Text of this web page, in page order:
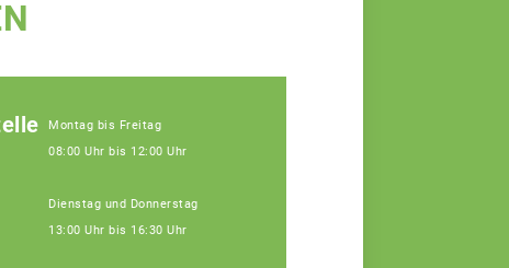
Montag bis Freitag
08:00 Uhr bis 12:00 Uhr
Dienstag und Donnerstag
13:00 Uhr bis 16:30 Uhr